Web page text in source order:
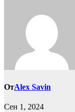
ОтAlex Savin
Сен 1, 2024